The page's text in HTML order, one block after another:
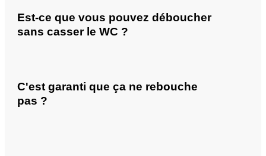
Est-ce que vous pouvez déboucher
sans casser le WC ?
C'est garanti que ça ne rebouche
pas ?